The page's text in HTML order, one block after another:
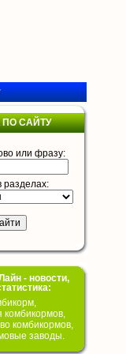
САЙТУ
или фразу:
разделах:
- новости,
комбикормов,
комбикормов,
заводы.